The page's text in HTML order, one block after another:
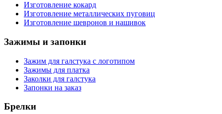
Изготовление кокард
Изготовление металлических пуговиц
Изготовление шевронов и нашивок
Зажимы и запонки
Зажим для галстука с логотипом
Зажимы для платка
Заколки для галстука
Запонки на заказ
Брелки